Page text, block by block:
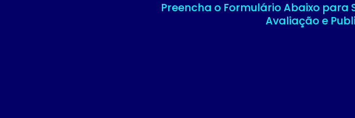
Preencha o Formulário Abaixo para
Avaliação e